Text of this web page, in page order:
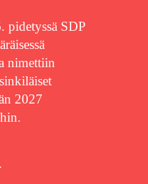
pidetyssä SDP
nimettiin
2027
.